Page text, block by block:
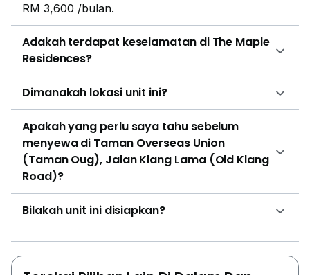
RM 3,600 /bulan.
Adakah terdapat keselamatan di The Maple
Residences?
Dimanakah lokasi unit ini?
Apakah yang perlu saya tahu sebelum
menyewa di Taman Overseas Union
(Taman Oug), Jalan Klang Lama (Old Klang
Road)?
Bilakah unit ini disiapkan?